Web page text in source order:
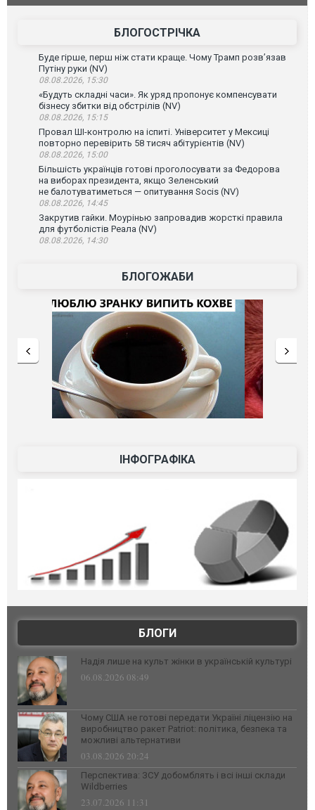
БЛОГОСТРІЧКА
Буде гірше, перш ніж стати краще. Чому Трамп розв’язав
Путіну руки (NV)
08.08.2026, 15:30
«Будуть складні часи». Як уряд пропонує компенсувати
бізнесу збитки від обстрілів (NV)
08.08.2026, 15:15
Провал ШІ-контролю на іспиті. Університет у Мексиці
повторно перевірить 58 тисяч абітурієнтів (NV)
08.08.2026, 15:00
Більшість українців готові проголосувати за Федорова
на виборах президента, якщо Зеленський
не балотуватиметься — опитування Socis (NV)
08.08.2026, 14:45
Закрутив гайки. Моурінью запровадив жорсткі правила
для футболістів Реала (NV)
08.08.2026, 14:30
БЛОГОЖАБИ
ІНФОГРАФІКА
БЛОГИ
Надія лише на культ жінки в українській культурі
06.08.2026 08:49
Чому США не готові передати Україні ліцензію на
виробництво ракет Patriot: політика, безпека та
можливі альтернативи
03.08.2026 20:24
Перспектива: ЗСУ добомблять і всі інші склади
Wildberries
23.07.2026 11:31